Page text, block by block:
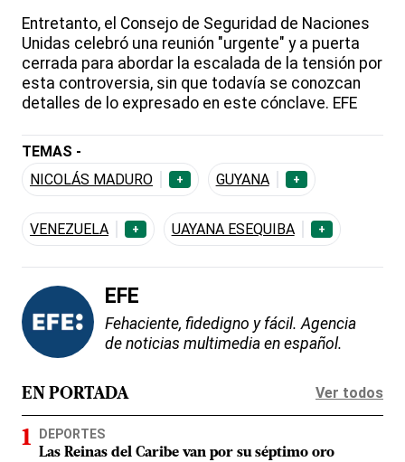
Entretanto, el Consejo de Seguridad de Naciones
Unidas celebró una reunión "urgente" y a puerta
cerrada para abordar la escalada de la tensión por
esta controversia, sin que todavía se conozcan
detalles de lo expresado en este cónclave. EFE
TEMAS -
NICOLÁS MADURO
+ GUYANA +
VENEZUELA + UAYANA ESEQUIBA +
EFE
Fehaciente, fidedigno y fácil. Agencia
de noticias multimedia en español.
EN PORTADA Ver todos
DEPORTES
Las Reinas del Caribe van por su séptimo oro